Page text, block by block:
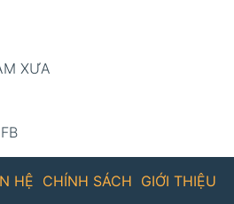
XƯA
GIỚI THIỆU
CHÍNH SÁCH
HỆ